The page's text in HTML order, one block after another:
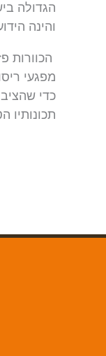
והינה
הכוורות
מפגעי
כדי
תכונותיו